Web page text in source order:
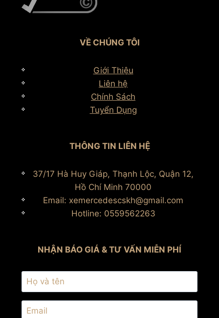
VỀ CHÚNG TÔI
Giới Thiệu
Liên hệ
Chính Sách
Tuyển Dụng
THÔNG TIN LIÊN HỆ
37/17 Hà Huy Giáp, Thạnh Lộc, Quận 12,
Hồ Chí Minh 70000
Email: xemercedescskh@gmail.com
Hotline: 0559562263
NHẬN BÁO GIÁ & TƯ VẤN MIỄN PHÍ